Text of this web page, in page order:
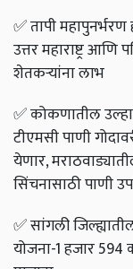
✅तापी
उत्तर महाराष्ट्र आणि
शेतकऱ्यांना लाभ
✅कोकणातील
टीएमसी पाणी
येणार,
सिंचनासाठी पाणी
✅सांगली
योजना-1 हजार 594